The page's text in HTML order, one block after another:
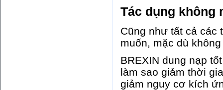
Tác dụng không
Cũng như tất cả các
muốn, mặc dù
BREXIN dung nạp
làm sao giảm thời
giảm nguy cơ kích